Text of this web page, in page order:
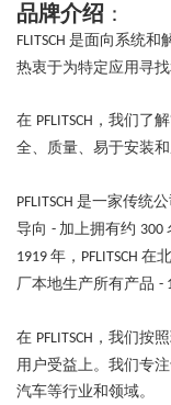
品牌介绍 ：
FLITSCH 是面向系统和
热衷于为特定应用寻
在 PFLITSCH ，我们了
全、质量、易于安装
PFLITSCH 是一家传统
导向 - 加上拥有约 300
1919 年， PFLITSCH 在
厂本地生产所有产品 -
在 PFLITSCH ，我们按
用户受益上。我们专
汽车等行业和领域。